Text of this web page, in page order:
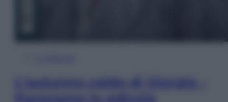
L’autunno caldo di Giorgia –